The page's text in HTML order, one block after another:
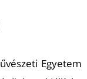
Egyetem